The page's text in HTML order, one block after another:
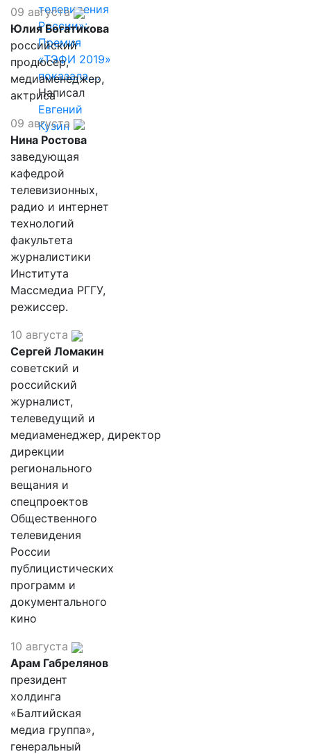
телевидения
России»:
Премия
«ТЭФИ 2019»
показала,…
Написал
Евгений
Кузин
09 августа
Юлия Богатикова
российский
продюсер,
медиаменеджер,
актриса
09 августа
Нина Ростова
заведующая
кафедрой
телевизионных,
радио и интернет
технологий
факультета
журналистики
Института
Массмедиа РГГУ,
режиссер.
10 августа
Сергей Ломакин
советский и
российский
журналист,
телеведущий и
медиаменеджер, директор
дирекции
регионального
вещания и
спецпроектов
Общественного
телевидения
России
публицистических
программ и
документального
кино
10 августа
Арам Габрелянов
президент
холдинга
«Балтийская
медиа группа»,
генеральный